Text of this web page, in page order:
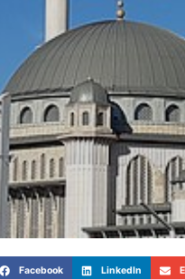
Facebook LinkedIn